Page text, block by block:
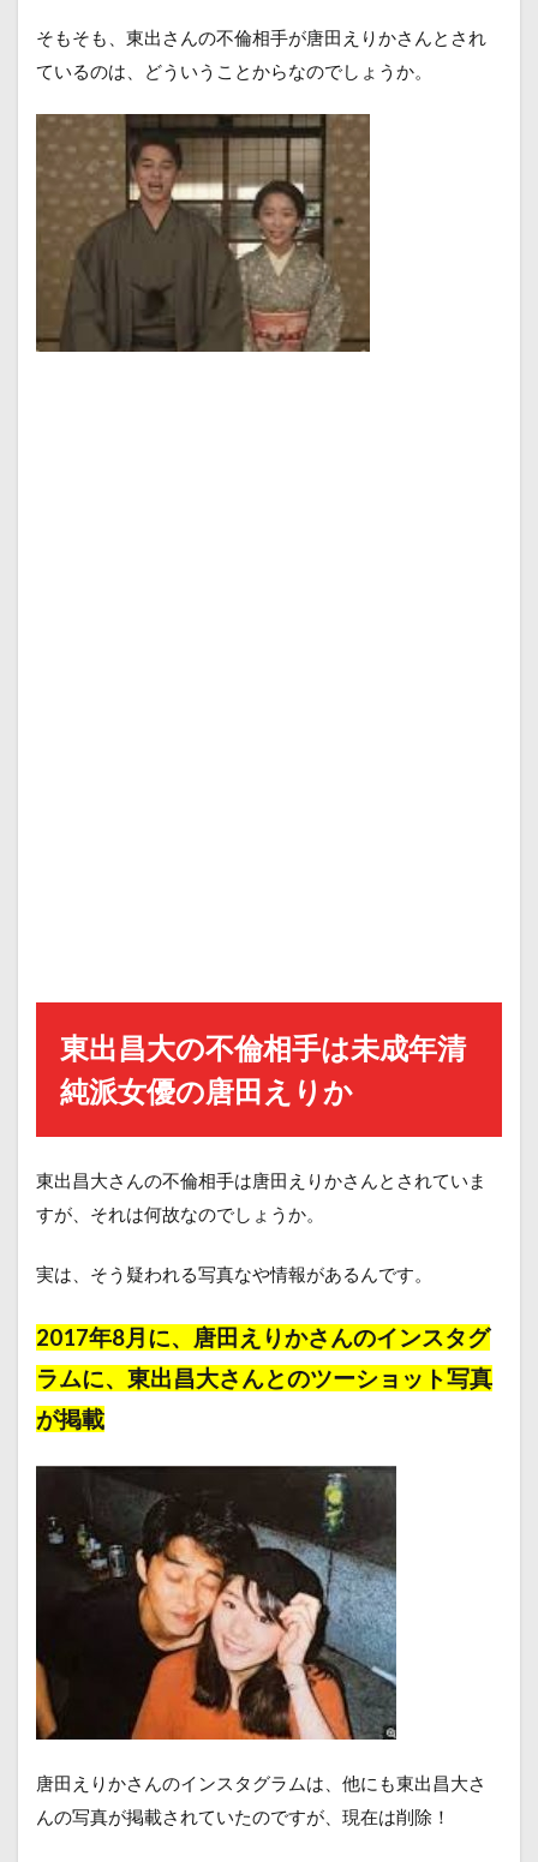
そもそも、東出さんの不倫相手が唐田えりかさんとされ
ているのは、どういうことからなのでしょうか。
東出昌大の不倫相手は未成年清
純派女優の唐田えりか
東出昌大さんの不倫相手は唐田えりかさんとされていま
すが、それは何故なのでしょうか。
実は、そう疑われる写真なや情報があるんです。
2017年8月 に、唐田えりかさんのインスタグ
ラムに、 東出昌大さんとのツーショット写真
が掲載
唐田えりかさんのインスタグラムは、他にも東出昌大さ
んの写真が掲載されていたのですが、現在は削除！